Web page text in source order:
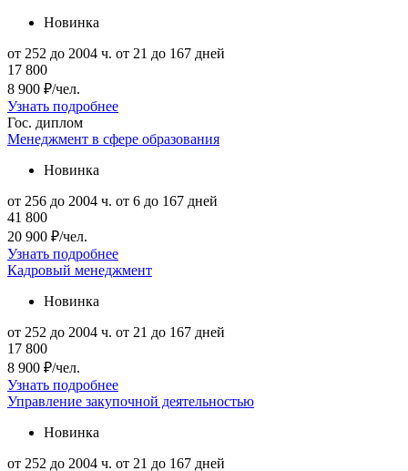
Новинка
от 252 до 2004 ч. от 21 до 167 дней
17 800
8 900 ₽/чел.
Узнать подробнее
Гос. диплом
Менеджмент в сфере образования
Новинка
от 256 до 2004 ч. от 6 до 167 дней
41 800
20 900 ₽/чел.
Узнать подробнее
Кадровый менеджмент
Новинка
от 252 до 2004 ч. от 21 до 167 дней
17 800
8 900 ₽/чел.
Узнать подробнее
Управление закупочной деятельностью
Новинка
от 252 до 2004 ч. от 21 до 167 дней